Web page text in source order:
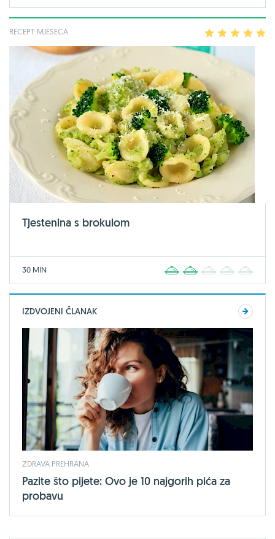
RECEPT MJESECA 2 3 4
Tjestenina s brokulom
30 MIN 2 3 4
IZDVOJENI ČLANAK
ZDRAVA PREHRANA
Pazite što pijete: Ovo je 10 najgorih pića za
probavu